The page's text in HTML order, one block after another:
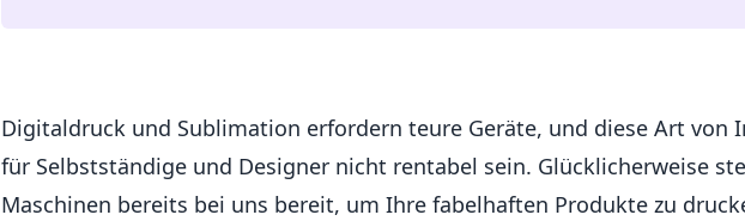
Digitaldruck und Sublimation erfordern teure Geräte, und diese Art von
für Selbstständige und Designer nicht rentabel sein. Glücklicherweise
Maschinen bereits bei uns bereit, um Ihre fabelhaften Produkte zu